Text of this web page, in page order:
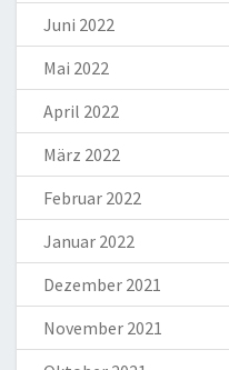
Juni 2022
Mai 2022
April 2022
März 2022
Februar 2022
Januar 2022
Dezember 2021
November 2021